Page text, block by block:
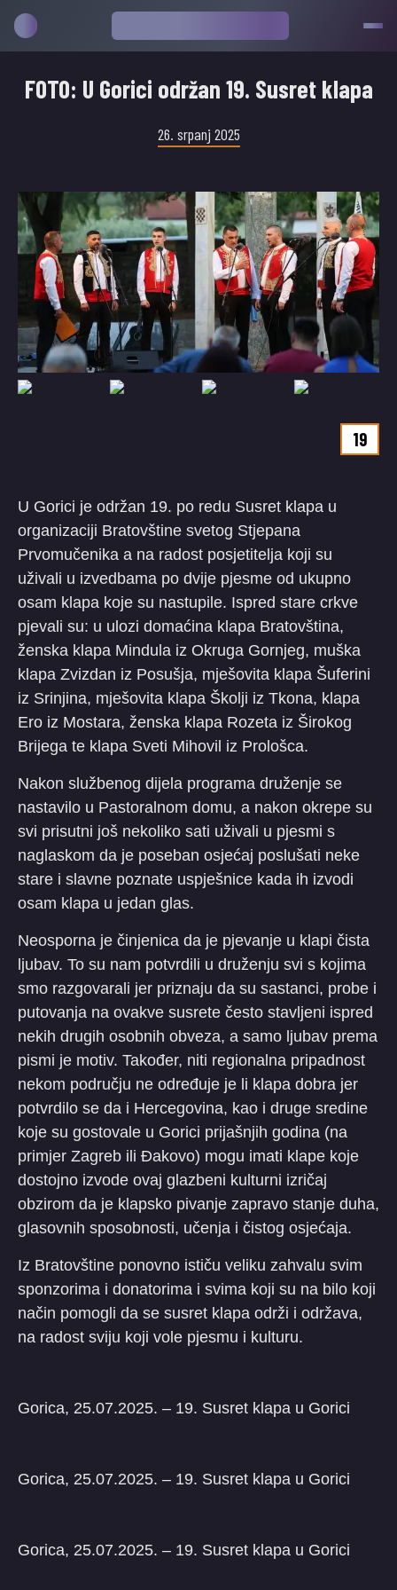
FOTO: U Gorici održan 19. Susret klapa
26. srpanj 2025
19
U Gorici je održan 19. po redu Susret klapa u
organizaciji Bratovštine svetog Stjepana
Prvomučenika a na radost posjetitelja koji su
uživali u izvedbama po dvije pjesme od ukupno
osam klapa koje su nastupile. Ispred stare crkve
pjevali su: u ulozi domaćina klapa Bratovština,
ženska klapa Mindula iz Okruga Gornjeg, muška
klapa Zvizdan iz Posušja, mješovita klapa Šuferini
iz Srinjina, mješovita klapa Školji iz Tkona, klapa
Ero iz Mostara, ženska klapa Rozeta iz Širokog
Brijega te klapa Sveti Mihovil iz Prološca.
Nakon službenog dijela programa druženje se
nastavilo u Pastoralnom domu, a nakon okrepe su
svi prisutni još nekoliko sati uživali u pjesmi s
naglaskom da je poseban osjećaj poslušati neke
stare i slavne poznate uspješnice kada ih izvodi
osam klapa u jedan glas.
Neosporna je činjenica da je pjevanje u klapi čista
ljubav. To su nam potvrdili u druženju svi s kojima
smo razgovarali jer priznaju da su sastanci, probe i
putovanja na ovakve susrete često stavljeni ispred
nekih drugih osobnih obveza, a samo ljubav prema
pismi je motiv. Također, niti regionalna pripadnost
nekom području ne određuje je li klapa dobra jer
potvrdilo se da i Hercegovina, kao i druge sredine
koje su gostovale u Gorici prijašnjih godina (na
primjer Zagreb ili Đakovo) mogu imati klape koje
dostojno izvode ovaj glazbeni kulturni izričaj
obzirom da je klapsko pivanje zapravo stanje duha,
glasovnih sposobnosti, učenja i čistog osjećaja.
Iz Bratovštine ponovno ističu veliku zahvalu svim
sponzorima i donatorima i svima koji su na bilo koji
način pomogli da se susret klapa održi i održava,
na radost sviju koji vole pjesmu i kulturu.
Gorica, 25.07.2025. – 19. Susret klapa u Gorici
Gorica, 25.07.2025. – 19. Susret klapa u Gorici
Gorica, 25.07.2025. – 19. Susret klapa u Gorici